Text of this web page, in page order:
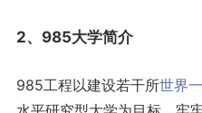
2、985大学简介
985工程以建设若干所世界